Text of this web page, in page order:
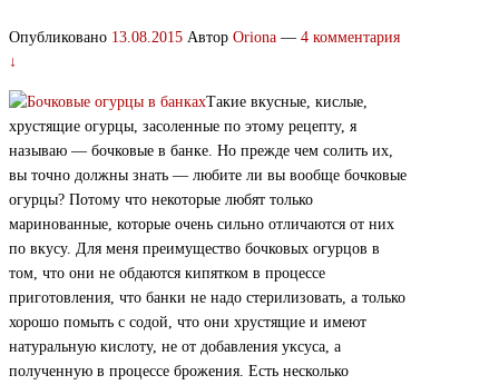
Опубликовано 13.08.2015 Автор Oriona — 4 комментария
↓
Такие вкусные, кислые,
хрустящие огурцы, засоленные по этому рецепту, я
называю — бочковые в банке. Но прежде чем солить их,
вы точно должны знать — любите ли вы вообще бочковые
огурцы? Потому что некоторые любят только
маринованные, которые очень сильно отличаются от них
по вкусу. Для меня преимущество бочковых огурцов в
том, что они не обдаются кипятком в процессе
приготовления, что банки не надо стерилизовать, а только
хорошо помыть с содой, что они хрустящие и имеют
натуральную кислоту, не от добавления уксуса, а
полученную в процессе брожения. Есть несколько